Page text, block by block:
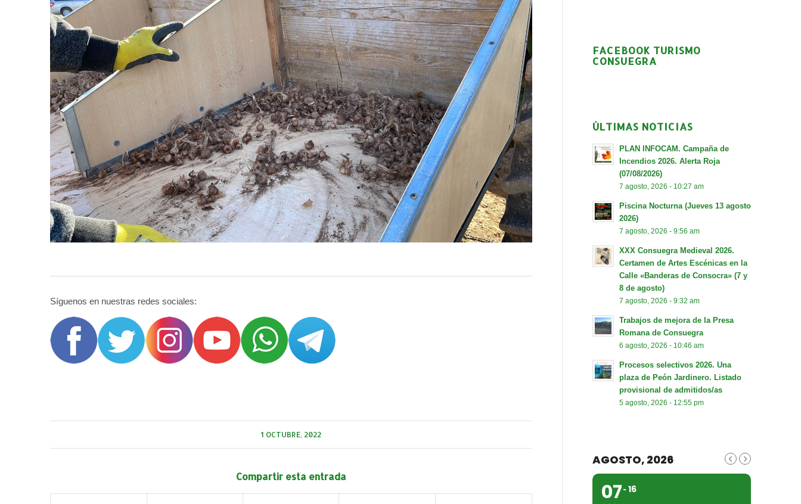
Síguenos en nuestras redes sociales:
1 OCTUBRE, 2022
Compartir esta entrada
FACEBOOK TURISMO
CONSUEGRA
ÚLTIMAS NOTICIAS
PLAN INFOCAM. Campaña de
Incendios 2026. Alerta Roja
(07/08/2026)
7 agosto, 2026 - 10:27 am
Piscina Nocturna (Jueves 13 agosto
2026)
7 agosto, 2026 - 9:56 am
XXX Consuegra Medieval 2026.
Certamen de Artes Escénicas en la
Calle «Banderas de Consocra» (7 y
8 de agosto)
7 agosto, 2026 - 9:32 am
Trabajos de mejora de la Presa
Romana de Consuegra
6 agosto, 2026 - 10:46 am
Procesos selectivos 2026. Una
plaza de Peón Jardinero. Listado
provisional de admitidos/as
5 agosto, 2026 - 12:55 pm
AGOSTO, 2026
07 16